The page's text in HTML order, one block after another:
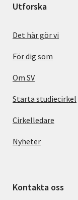
Utforska
Det här gör vi
För dig som
Om SV
Starta studiecirkel
Cirkelledare
Nyheter
Kontakta oss